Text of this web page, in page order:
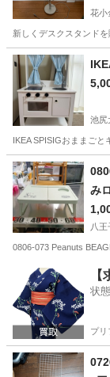
花小
新しくデスクスタンド
東京 東久留米市
池尻
IKEA SPISIGおままご
東京 世田谷区
み
八王
0806-073 Peanuts
東京 八王子市
状
プリ